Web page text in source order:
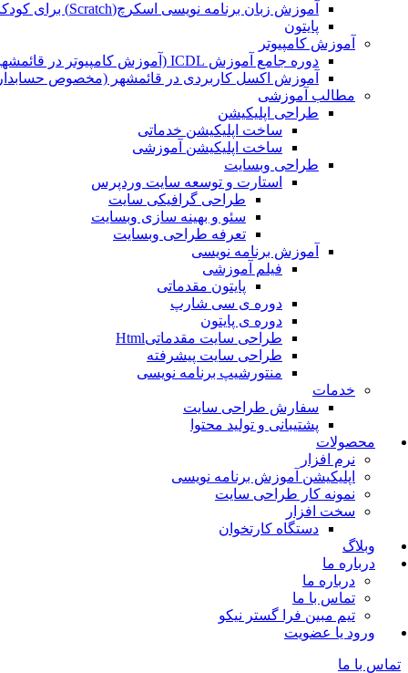
آموزش زبان برنامه نویسی اسکرچ(Scratch) برای کودکان
پایتون
آموزش کامپیوتر
دوره جامع آموزش ICDL (آموزش کامپیوتر در قائمشهر)
آموزش اکسل کاربردی در قائمشهر (مخصوص
مطالب آموزشی
طراحی اپلیکیشن
ساخت اپلیکیشن خدماتی
ساخت اپلیکیشن آموزشی
طراحی وبسایت
استارت و توسعه سایت وردپرس
طراحی گرافیکی سایت
سئو و بهینه سازی وبسایت
تعرفه طراحی وبسایت
آموزش برنامه نویسی
فیلم آموزشی
پایتون مقدماتی
دوره ی سی شارپ
دوره ی پایتون
طراحی سایت مقدماتیHtml
طراحی سایت پیشرفته
منتورشیپ برنامه نویسی
خدمات
سفارش طراحی سایت
پشتیبانی و تولید محتوا
محصولات
نرم افزار
اپلیکیشن آموزش برنامه نویسی
نمونه کار طراحی سایت
سخت افزار
دستگاه کارتخوان
وبلاگ
درباره ما
درباره ما
تماس با ما
تیم مبین فرا گستر نیکو
ورود یا عضویت
تماس با ما